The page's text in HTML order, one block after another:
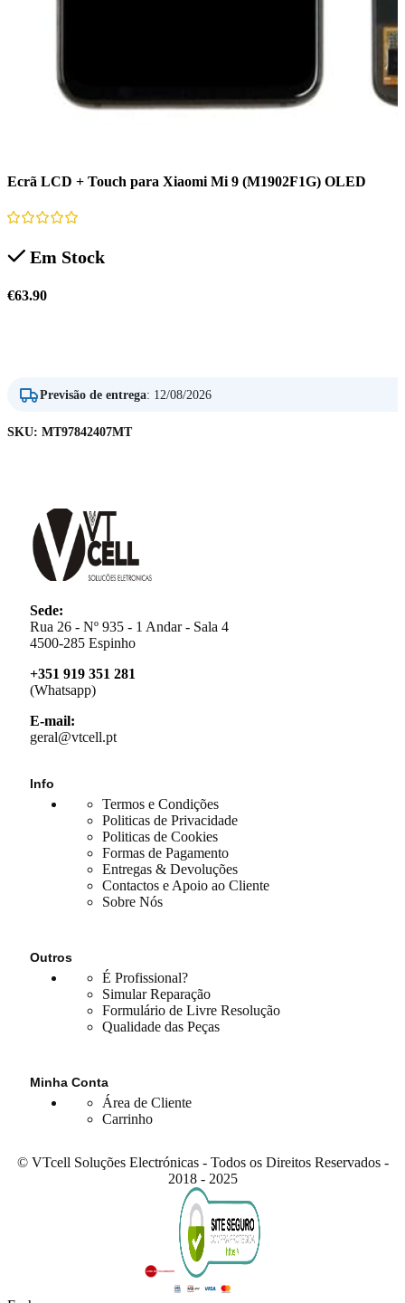
Ecrã LCD + Touch para Xiaomi Mi 9 (M1902F1G) OLED
Em Stock
€63.90
Previsão de entrega: 12/08/2026
SKU: MT97842407MT
Sede:
Rua 26 - Nº 935 - 1 Andar - Sala 4
4500-285 Espinho
+351 919 351 281
(Whatsapp)
E-mail:
geral@vtcell.pt
Info
Termos e Condições
Politicas de Privacidade
Politicas de Cookies
Formas de Pagamento
Entregas & Devoluções
Contactos e Apoio ao Cliente
Sobre Nós
Outros
É Profissional?
Simular Reparação
Formulário de Livre Resolução
Qualidade das Peças
Minha Conta
Área de Cliente
Carrinho
© VTcell Soluções Electrónicas - Todos os Direitos Reservados -
2018 - 2025